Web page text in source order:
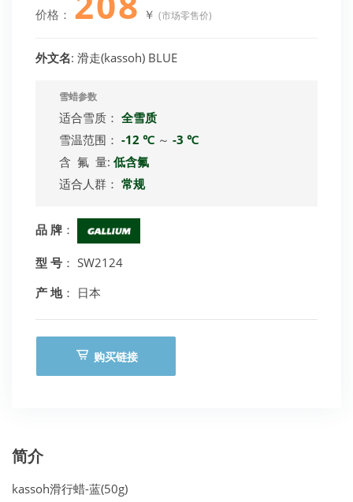
价格： ￥ (市场零售价)
外文名: 滑走(kassoh) BLUE
雪蜡参数
适合雪质： 全雪质
雪温范围： -12 ℃～ -3 ℃
含 氟 量: 低含氟
适合人群： 常规
品 牌 ：
型 号 ： SW2124
产 地： 日本
购买链接
简介
kassoh滑行蜡-蓝(50g)